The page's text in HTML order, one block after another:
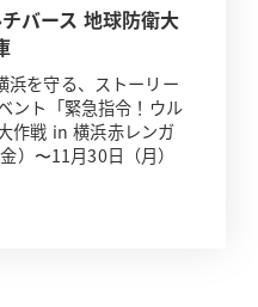
バース 地球防衛大
浜を守る、ストーリー
ント「緊急指令！ウル
作戦 in 横浜赤レンガ
）〜11月30日（月）